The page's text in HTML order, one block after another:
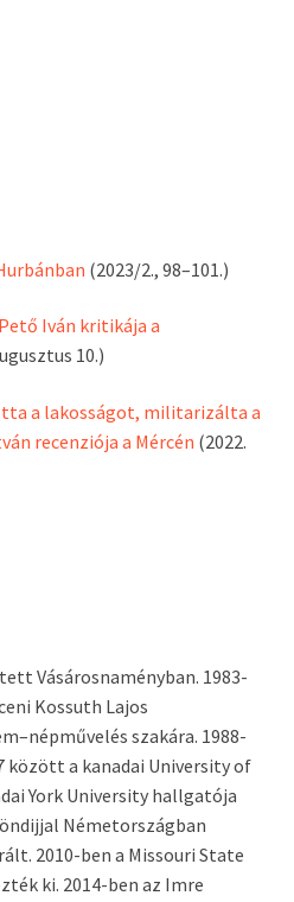
(2023/2., 98–101.)
Iván kritikája a
10.)
a lakosságot, militarizálta a
recenziója a Mércén (2022.
Vásárosnaményban. 1983-
Kossuth Lajos
szakára. 1988-
között a kanadai University of
York University hallgatója
Németországban
2010-ben a Missouri State
ki. 2014-ben az Imre